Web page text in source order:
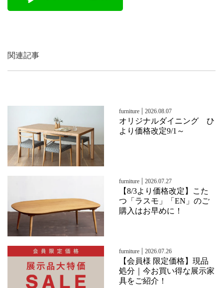
関連記事
furniture | 2026.08.07
オリジナルダイニング ひ
より価格改定9/1～
furniture | 2026.07.27
【8/3より価格改定】こた
つ「ラスモ」「EN」のご
購入はお早めに！
furniture | 2026.07.26
【会員様 限定価格】現品
処分｜今お買い得な展示家
具をご紹介！